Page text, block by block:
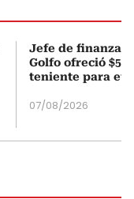
Jefe de finanzas
Golfo ofreció
teniente para
07/08/2026